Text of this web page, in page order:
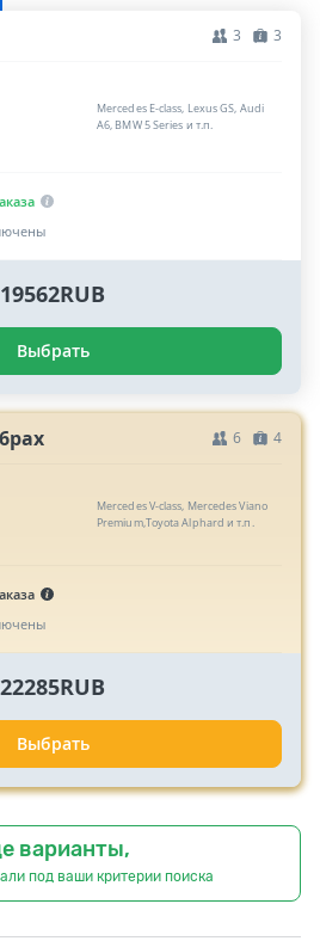
3 3
Mercedes E-class, Lexus GS, Audi
A6, BMW 5 Series и т.п.
19562RUB
Выбрать
6 4
Mercedes V-class, Mercedes Viano
Premium,Toyota Alphard и т.п.
22285RUB
Выбрать
варианты,
под ваши критерии поиска